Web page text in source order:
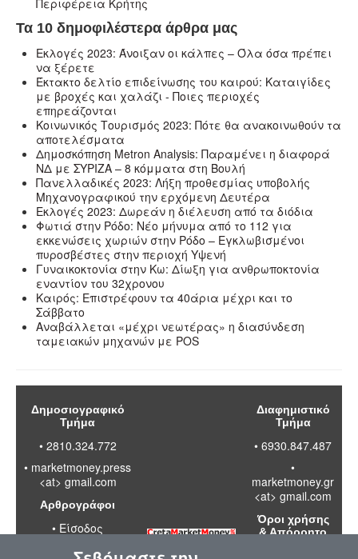
Περιφέρεια Κρήτης
Τα 10 δημοφιλέστερα άρθρα μας
Εκλογές 2023: Άνοιξαν οι κάλπες – Όλα όσα πρέπει
να ξέρετε
Έκτακτο δελτίο επιδείνωσης του καιρού: Καταιγίδες
με βροχές και χαλάζι - Ποιες περιοχές
επηρεάζονται
Κοινωνικός Τουρισμός 2023: Πότε θα ανακοινωθούν τα
αποτελέσματα
Δημοσκόπηση Metron Analysis: Παραμένει η διαφορά
ΝΔ με ΣΥΡΙΖΑ – 8 κόμματα στη Βουλή
Πανελλαδικές 2023: Λήξη προθεσμίας υποβολής
Μηχανογραφικού την ερχόμενη Δευτέρα
Εκλογές 2023: Δωρεάν η διέλευση από τα διόδια
Φωτιά στην Ρόδο: Νέο μήνυμα από το 112 για
εκκενώσεις χωριών στην Ρόδο – Εγκλωβισμένοι
πυροσβέστες στην περιοχή Υψενή
Γυναικοκτονία στην Κω: Δίωξη για ανθρωποκτονία
εναντίον του 32χρονου
Καιρός: Επιστρέφουν τα 40άρια μέχρι και το
Σάββατο
Αναβάλλεται «μέχρι νεωτέρας» η διασύνδεση
ταμειακών μηχανών με POS
Δημοσιογραφικό
Τμήμα
• 2810.324.772
• marketmoney.press
<at> gmail.com
Αρθρογράφοι
• Είσοδος
Διαφημιστικό
Τμήμα
• 6930.847.487
•
marketmoney.gr
<at> gmail.com
Όροι χρήσης
& Απόρρητο